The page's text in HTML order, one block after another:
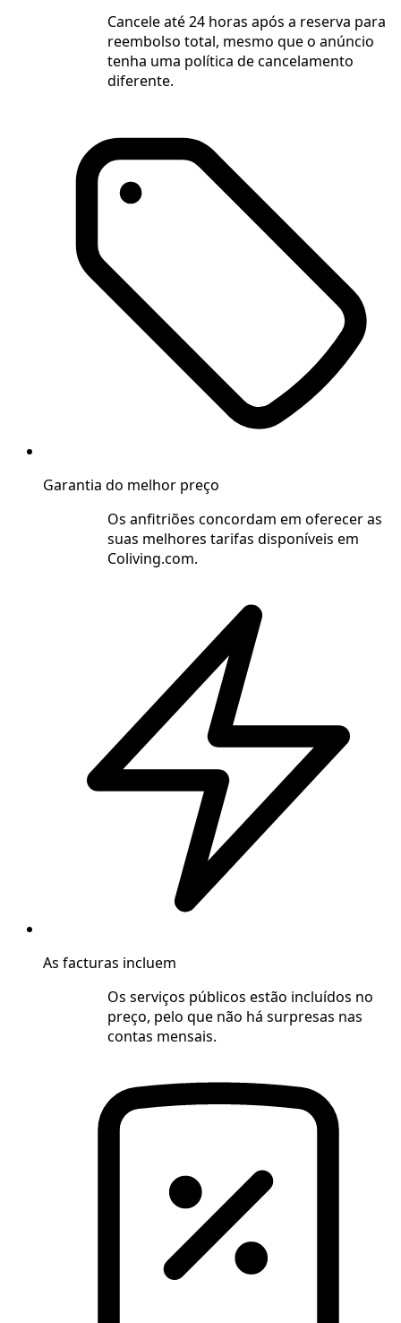
Cancele até 24 horas após a reserva para
reembolso total, mesmo que o anúncio
tenha uma política de cancelamento
diferente.
Garantia do melhor preço
Os anfitriões concordam em oferecer as
suas melhores tarifas disponíveis em
Coliving.com.
As facturas incluem
Os serviços públicos estão incluídos no
preço, pelo que não há surpresas nas
contas mensais.